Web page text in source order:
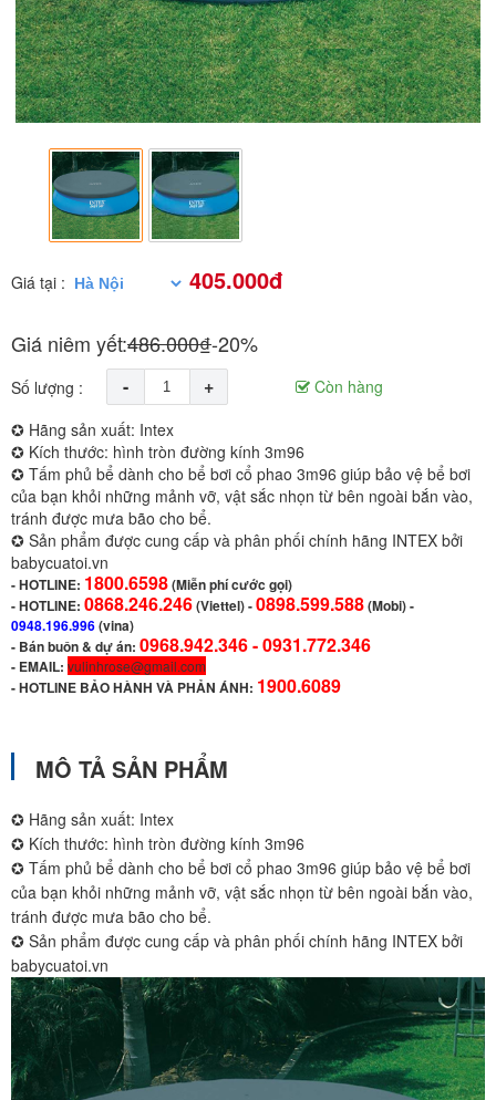
Giá tại : 405.000đ
Giá niêm yết:486.000₫-20%
Số lượng : - +
Còn hàng
✪ Hãng sản xuất: Intex
✪ Kích thước: hình tròn đường kính 3m96
✪ Tấm phủ bể dành cho bể bơi cổ phao 3m96 giúp bảo vệ bể bơi
của bạn khỏi những mảnh vỡ, vật sắc nhọn từ bên ngoài bắn vào,
tránh được mưa bão cho bể.
✪ Sản phẩm được cung cấp và phân phối chính hãng INTEX bởi
babycuatoi.vn
-HOTLINE: 1800.6598(Miễn phí cước gọi)
- HOTLINE: 0868.246.246(Viettel)-0898.599.588(Mobi) -
0948.196.996(vina)
- Bán buôn & dự án: 0968.942.346 -0931.772.346
- EMAIL: vulinhrose@gmail.com
-HOTLINE BẢO HÀNH VÀ PHẢN ÁNH: 1900.6089
MÔ TẢ SẢN PHẨM
✪ Hãng sản xuất: Intex
✪ Kích thước: hình tròn đường kính 3m96
✪ Tấm phủ bể dành cho bể bơi cổ phao 3m96 giúp bảo vệ bể bơi
của bạn khỏi những mảnh vỡ, vật sắc nhọn từ bên ngoài bắn vào,
tránh được mưa bão cho bể.
✪ Sản phẩm được cung cấp và phân phối chính hãng INTEX bởi
babycuatoi.vn